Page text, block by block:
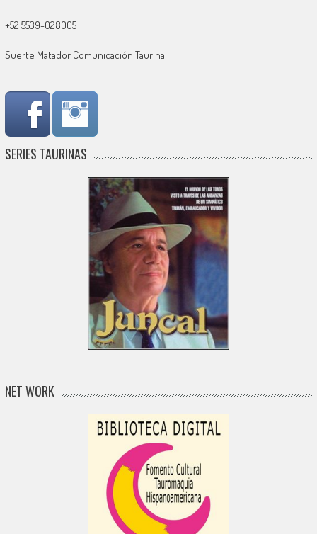
+52 5539-028005
Suerte Matador Comunicación Taurina
SERIES TAURINAS
NET WORK